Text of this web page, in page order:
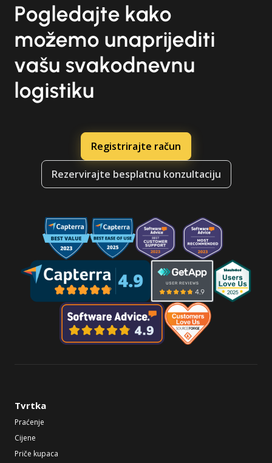
Pogledajte kako
možemo unaprijediti
vašu svakodnevnu
logistiku
Registrirajte račun
Rezervirajte besplatnu konzultaciju
Tvrtka
Praćenje
Cijene
Priče kupaca